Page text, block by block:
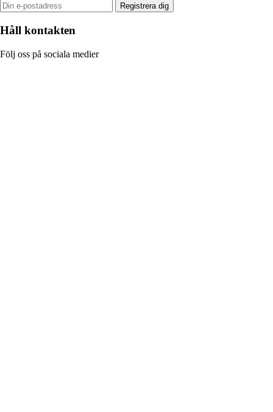
Registrera dig
Håll kontakten
Följ oss på sociala medier